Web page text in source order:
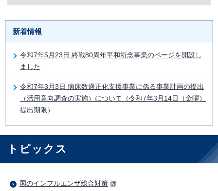
新着情報
令和7年5月23日 終戦80周年平和祈念事業のページを開設し
ました
令和7年3月3日 病床数適正化支援事業に係る事業計画の提出
（活用意向調査の実施）について（令和7年3月14日（金曜）
提出期限）
トピックス
国のインフルエンザ総合対策